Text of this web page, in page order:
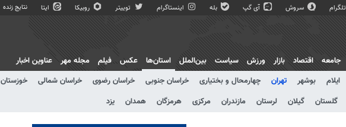
تلگرام سروش آی گپ بله اینستاگرام توییتر روبیکا ایتا نتایج زنده
جامعه اقتصاد بازار ورزش سیاست بین‌الملل
استان‌ها
ایلام بوشهر تهران چهارمحال و بختیاری خراسان جنوبی خراسان رضوی خراسان شمالی خوزستان
گلستان گیلان لرستان مازندران مرکزی هرمزگان همدان یزد
عکس فیلم مجله مهر عناوین اخبار